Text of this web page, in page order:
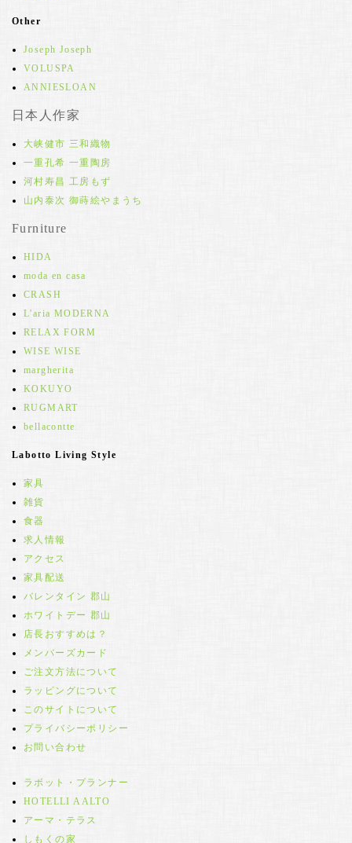
Other
Joseph Joseph
VOLUSPA
ANNIESLOAN
日本人作家
大峡健市 三和織物
一重孔希 一重陶房
河村寿昌 工房もず
山内泰次 御蒔絵やまうち
Furniture
HIDA
moda en casa
CRASH
L'aria MODERNA
RELAX FORM
WISE WISE
margherita
KOKUYO
RUGMART
bellacontte
Labotto Living Style
家具
雑貨
食器
求人情報
アクセス
家具配送
バレンタイン 郡山
ホワイトデー 郡山
店長おすすめは？
メンバーズカード
ご注文方法について
ラッピングについて
このサイトについて
プライバシーポリシー
お問い合わせ
ラボット・プランナー
HOTELLI AALTO
アーマ・テラス
しもくの家